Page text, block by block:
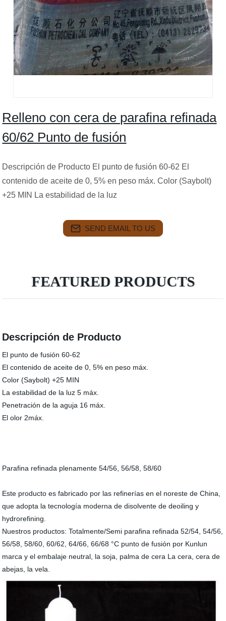
Relleno con cera de parafina refinada
60/62 Punto de fusión
Descripción de Producto El punto de fusión 60-62 El
contenido de aceite de 0, 5% en peso máx. Color (Saybolt)
+25 MIN La estabilidad de la luz
SEND EMAIL TO US
FEATURED PRODUCTS
Descripción de Producto
El punto de fusión 60-62
El contenido de aceite de 0, 5% en peso máx.
Color (Saybolt) +25 MIN
La estabilidad de la luz 5 máx.
Penetración de la aguja 16 máx.
El olor 2máx.
Parafina refinada plenamente 54/56, 56/58, 58/60
Este producto es fabricado por las refinerías en el noreste de China,
que adopta la tecnología moderna de disolvente de deoiling y
hydrorefining.
Nuestros productos: Totalmente/Semi parafina refinada 52/54, 54/56,
56/58, 58/60, 60/62, 64/66, 66/68 °C punto de fusión por Kunlun
marca y el embalaje neutral, la soja, palma de cera La cera, cera de
abejas, la vela.